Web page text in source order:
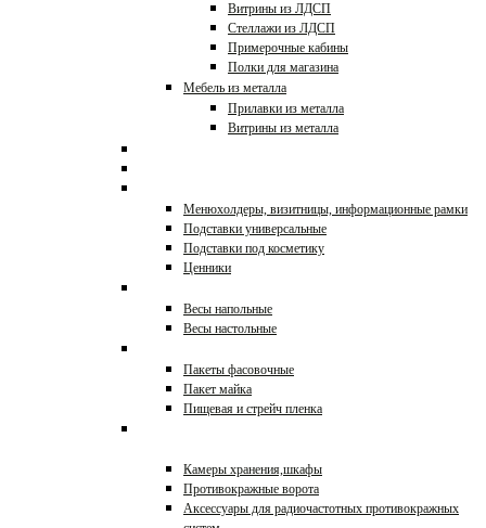
Витрины из ЛДСП
Стеллажи из ЛДСП
Примерочные кабины
Полки для магазина
Мебель из металла
Прилавки из металла
Витрины из металла
Менюхолдеры, визитницы, информационные рамки
Подставки универсальные
Подставки под косметику
Ценники
Весы напольные
Весы настольные
Пакеты фасовочные
Пакет майка
Пищевая и стрейч пленка
Камеры хранения,шкафы
Противокражные ворота
Аксессуары для радиочастотных противокражных